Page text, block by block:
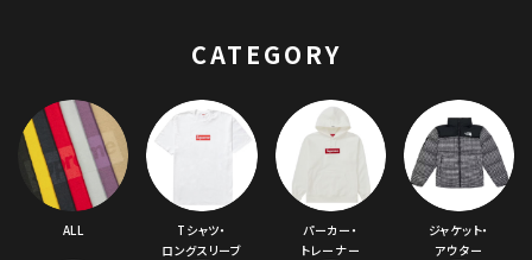
CATEGORY
ALL
Tシャツ・
ロングスリーブ
パーカー・
トレーナー
ジャケット・
アウター